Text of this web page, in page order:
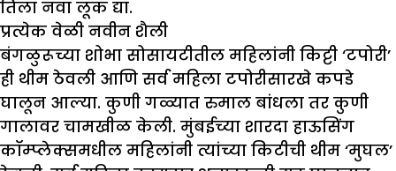
तिला नवा लूक द्या.
प्रत्येक वेळी नवीन शैली
बंगळुरूच्या शोभा सोसायटीतील महिलांनी किट्टी ‘टपोरी’
ही थीम ठेवली आणि सर्व महिला टपोरीसारखे कपडे
घालून आल्या. कुणी गळ्यात रुमाल बांधला तर कुणी
गालावर चामखीळ केली. मुंबईच्या शारदा हाऊसिंग
कॉम्प्लेक्समधील महिलांनी त्यांच्या किटीची थीम ‘मुघल’